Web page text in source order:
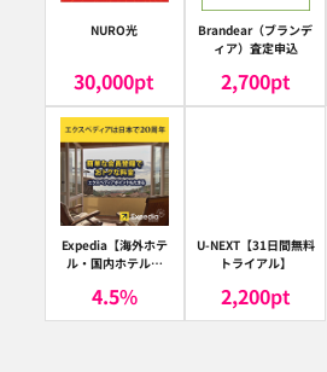
NURO光
30,000pt
Brandear（ブランデ
ィア）査定申込
2,700pt
Expedia【海外ホテ
ル・国内ホテル予
ア）
4.5%
U-NEXT【31日間無料
トライアル】
2,200pt